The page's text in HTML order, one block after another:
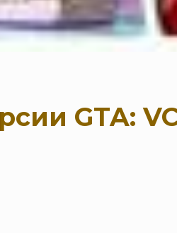
GTA: